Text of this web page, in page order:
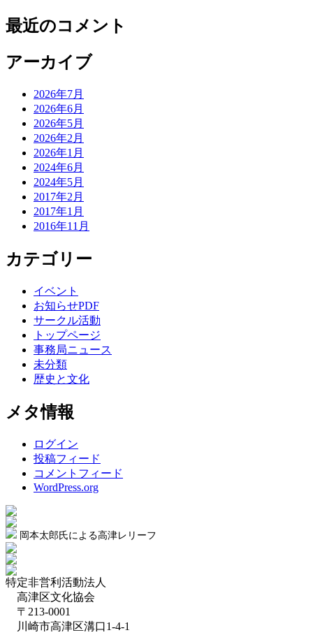
最近のコメント
アーカイブ
2026年7月
2026年6月
2026年5月
2026年2月
2026年1月
2024年6月
2024年5月
2017年2月
2017年1月
2016年11月
カテゴリー
イベント
お知らせPDF
サークル活動
トップページ
事務局ニュース
未分類
歴史と文化
メタ情報
ログイン
投稿フィード
コメントフィード
WordPress.org
岡本太郎氏による高津レリーフ
特定非営利活動法人
高津区文化協会
〒213-0001
川崎市高津区溝口1-4-1